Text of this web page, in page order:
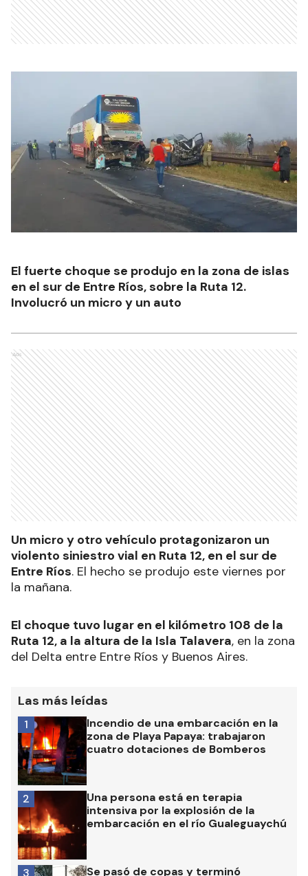
El fuerte choque se produjo en la zona de islas
en el sur de Entre Ríos, sobre la Ruta 12.
Involucró un micro y un auto
Ads
Un micro y otro vehículo protagonizaron un
violento siniestro vial en Ruta 12, en el sur de
Entre Ríos. El hecho se produjo este viernes por
la mañana.
El choque tuvo lugar en el kilómetro 108 de la
Ruta 12, a la altura de la Isla Talavera, en la zona
del Delta entre Entre Ríos y Buenos Aires.
Las más leídas
Incendio de una embarcación en la
zona de Playa Papaya: trabajaron
cuatro dotaciones de Bomberos
1
Una persona está en terapia
intensiva por la explosión de la
embarcación en el río Gualeguaychú
2
Se pasó de copas y terminó
3